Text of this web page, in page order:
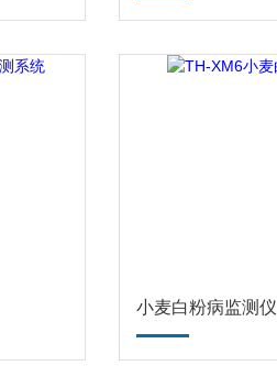
小麦白粉病监测仪